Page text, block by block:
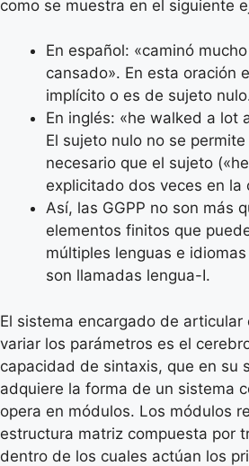
como se muestra en el siguiente
En español: «caminó
cansado». En esta oración
implícito o es de sujeto
En inglés: «he walked a lot
El sujeto nulo no se
necesario que el sujeto
explicitado dos veces en la
Así, las GGPP no son más
elementos finitos que
múltiples lenguas e
son llamadas lengua-I.
El sistema encargado de articular
variar los parámetros es el
capacidad de sintaxis, que en su
adquiere la forma de un sistema
opera en módulos. Los módulos
estructura matriz compuesta por
dentro de los cuales actúan los